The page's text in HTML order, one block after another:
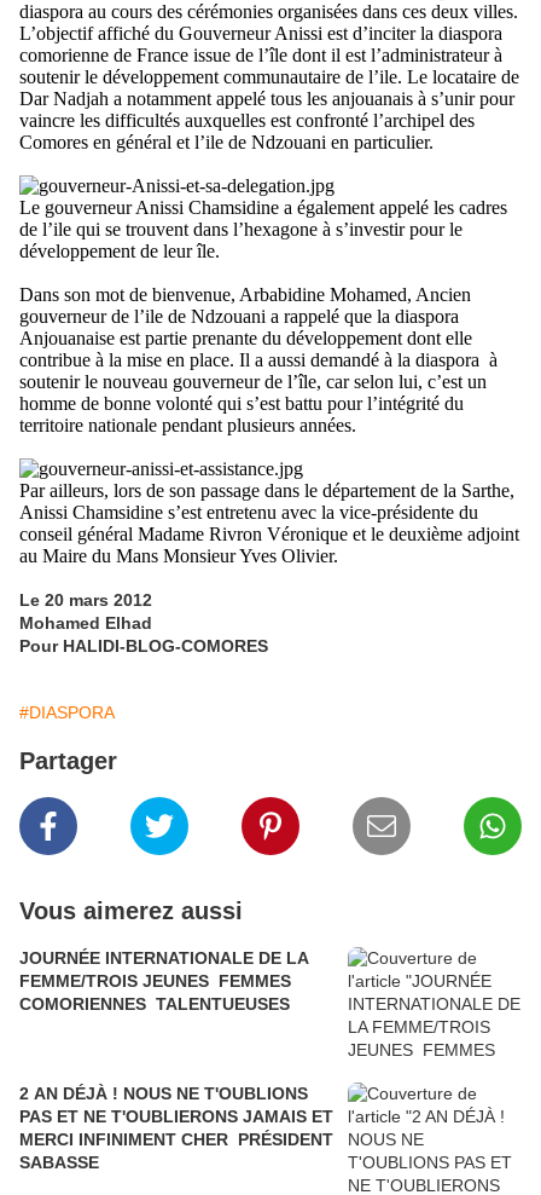
diaspora au cours des cérémonies organisées dans ces deux villes.
L’objectif affiché du Gouverneur Anissi est d’inciter la diaspora
comorienne de France issue de l’île dont il est l’administrateur à
soutenir le développement communautaire de l’ile. Le locataire de
Dar Nadjah a notamment appelé tous les anjouanais à s’unir pour
vaincre les difficultés auxquelles est confronté l’archipel des
Comores en général et l’ile de Ndzouani en particulier.
Le gouverneur Anissi Chamsidine a également appelé les cadres
de l’ile qui se trouvent dans l’hexagone à s’investir pour le
développement de leur île.
Dans son mot de bienvenue, Arbabidine Mohamed, Ancien
gouverneur de l’ile de Ndzouani a rappelé que la diaspora
Anjouanaise est partie prenante du développement dont elle
contribue à la mise en place. Il a aussi demandé à la diaspora à
soutenir le nouveau gouverneur de l’île, car selon lui, c’est un
homme de bonne volonté qui s’est battu pour l’intégrité du
territoire nationale pendant plusieurs années.
Par ailleurs, lors de son passage dans le département de la Sarthe,
Anissi Chamsidine s’est entretenu avec la vice-présidente du
conseil général Madame Rivron Véronique et le deuxième adjoint
au Maire du Mans Monsieur Yves Olivier.
Le 20 mars 2012
Mohamed Elhad
Pour HALIDI-BLOG-COMORES
#DIASPORA
Partager
Vous aimerez aussi
JOURNÉE INTERNATIONALE DE LA
FEMME/TROIS JEUNES FEMMES
COMORIENNES TALENTUEUSES
2 AN DÉJÀ ! NOUS NE T'OUBLIONS
PAS ET NE T'OUBLIERONS JAMAIS ET
MERCI INFINIMENT CHER PRÉSIDENT
SABASSE